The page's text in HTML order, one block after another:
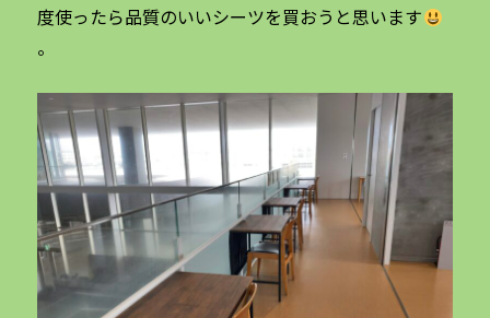
度使ったら品質のいいシーツを買おうと思います
。